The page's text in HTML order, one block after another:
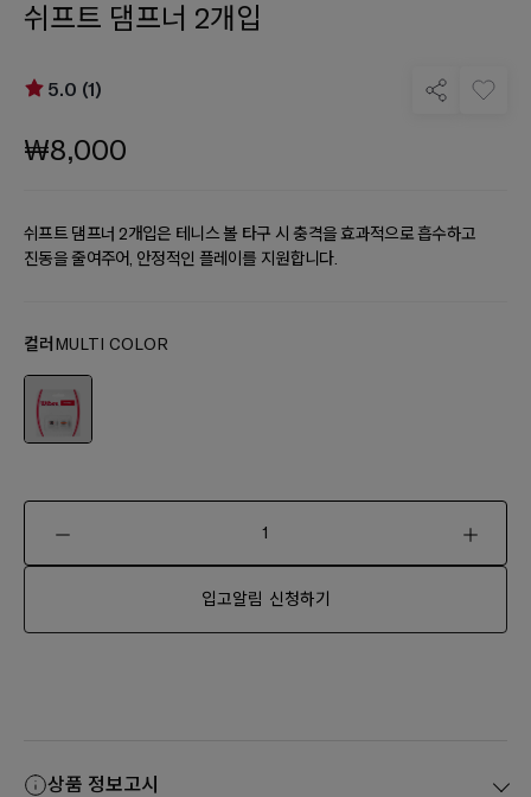
상품 정보고시
쉬프트 댐프너 2개입
5.0 (1)
₩8,000
쉬프트 댐프너 2개입은 테니스 볼 타구 시 충격을 효과적으로 흡수하고
진동을 줄여주어, 안정적인 플레이를 지원합니다.
컬러 MULTI COLOR
입고알림 신청하기